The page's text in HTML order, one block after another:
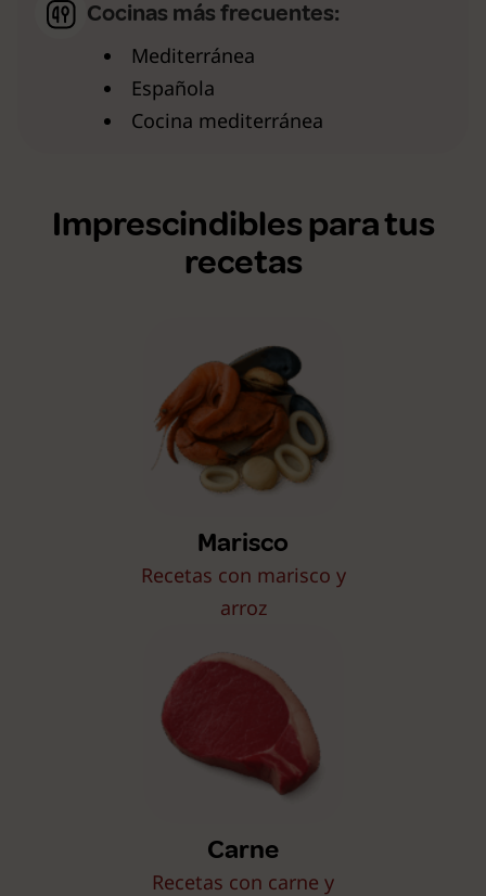
Cocinas más frecuentes:
Mediterránea
Española
Cocina mediterránea
Imprescindibles para tus
recetas
Marisco
Recetas con marisco y
arroz
Carne
Recetas con carne y